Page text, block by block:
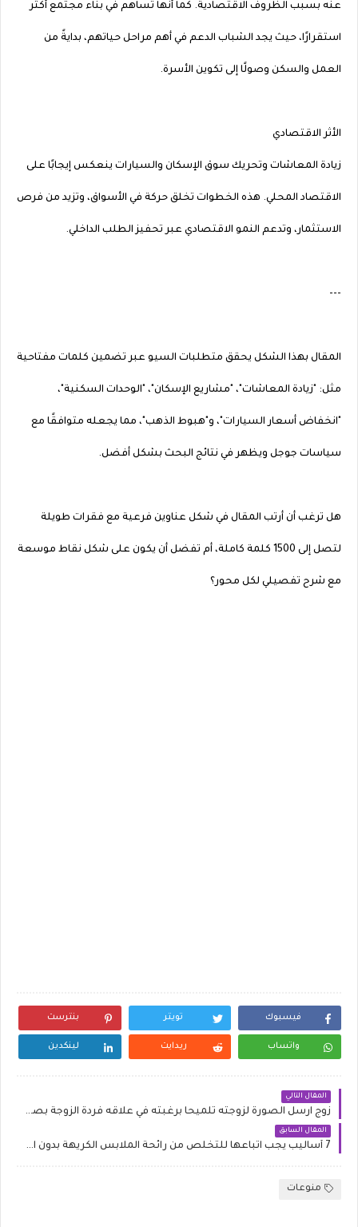
عنه بسبب الظروف الاقتصادية. كما أنها تساهم في بناء مجتمع أكثر
استقرارًا، حيث يجد الشباب الدعم في أهم مراحل حياتهم، بدايةً من
العمل والسكن وصولًا إلى تكوين الأسرة.
الأثر الاقتصادي
زيادة المعاشات وتحريك سوق الإسكان والسيارات ينعكس إيجابًا على
الاقتصاد المحلي. هذه الخطوات تخلق حركة في الأسواق، وتزيد من فرص
الاستثمار، وتدعم النمو الاقتصادي عبر تحفيز الطلب الداخلي.
---
المقال بهذا الشكل يحقق متطلبات السيو عبر تضمين كلمات مفتاحية
مثل: "زيادة المعاشات"، "مشاريع الإسكان"، "الوحدات السكنية"،
"انخفاض أسعار السيارات"، و"هبوط الذهب"، مما يجعله متوافقًا مع
سياسات جوجل ويظهر في نتائج البحث بشكل أفضل.
هل ترغب أن أرتب المقال في شكل عناوين فرعية مع فقرات طويلة
لتصل إلى 1500 كلمة كاملة، أم تفضل أن يكون على شكل نقاط موسعة
مع شرح تفصيلي لكل محور؟
فيسبوك تويتر بنترست
واتساب ريدايت لينكدين
المقال التالي
زوج ارسل الصورة لزوجته تلميحا برغبته في علاقه فردة الزوجة بصور
المقال السابق
7 أساليب يجب اتباعها للتخلص من رائحة الملابس الكريهة بدون استخدام المنظفات
منوعات